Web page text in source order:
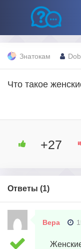
Знатокам
Что такое
+27
Ответы (1)
Вера